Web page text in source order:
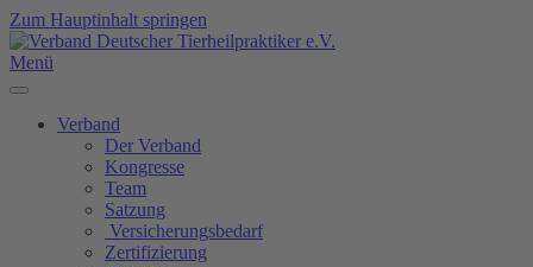
Zum Hauptinhalt springen
Menü
Verband
Der Verband
Kongresse
Team
Satzung
Versicherungsbedarf
Zertifizierung